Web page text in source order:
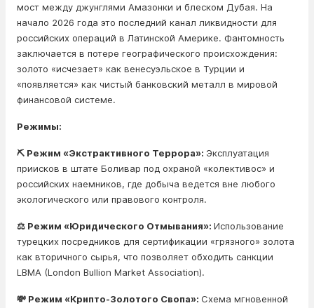
мост между джунглями Амазонки и блеском Дубая. На
начало 2026 года это последний канал ликвидности для
российских операций в Латинской Америке. Фантомность
заключается в потере географического происхождения:
золото «исчезает» как венесуэльское в Турции и
«появляется» как чистый банковский металл в мировой
финансовой системе.
Режимы:
⛏️ Режим «Экстрактивного Террора»: Эксплуатация
приисков в штате Боливар под охраной «колективос» и
российских наемников, где добыча ведется вне любого
экологического или правового контроля.
⚖️ Режим «Юридического Отмывания»: Использование
турецких посредников для сертификации «грязного» золота
как вторичного сырья, что позволяет обходить санкции
LBMA (London Bullion Market Association).
💸 Режим «Крипто-Золотого Свопа»: Схема мгновенной